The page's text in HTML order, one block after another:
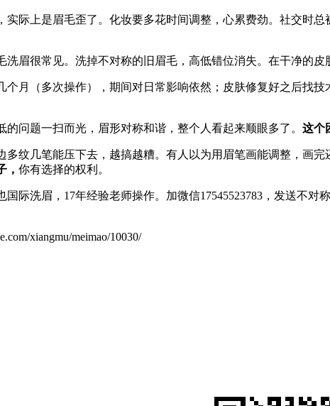
际上是眉毛歪了。化妆要多花时间调整，心累费劲。社交时总
眉很常见。洗掉不对称的旧眉毛，高低错位消失。在干净的皮
月（多次操作），期间对日常影响依然；皮肤修复好之后找
问题一扫而光，眉形对称和谐，整个人看起来顺眼多了。 这个
纹几笔能压下去，越搞越糟。有人以为用眉笔画能调整，画
， 你有选择的权利。
际洗眉，17年经验老师操作。加微信17545523783，发送不
xiangmu/meimao/10030/